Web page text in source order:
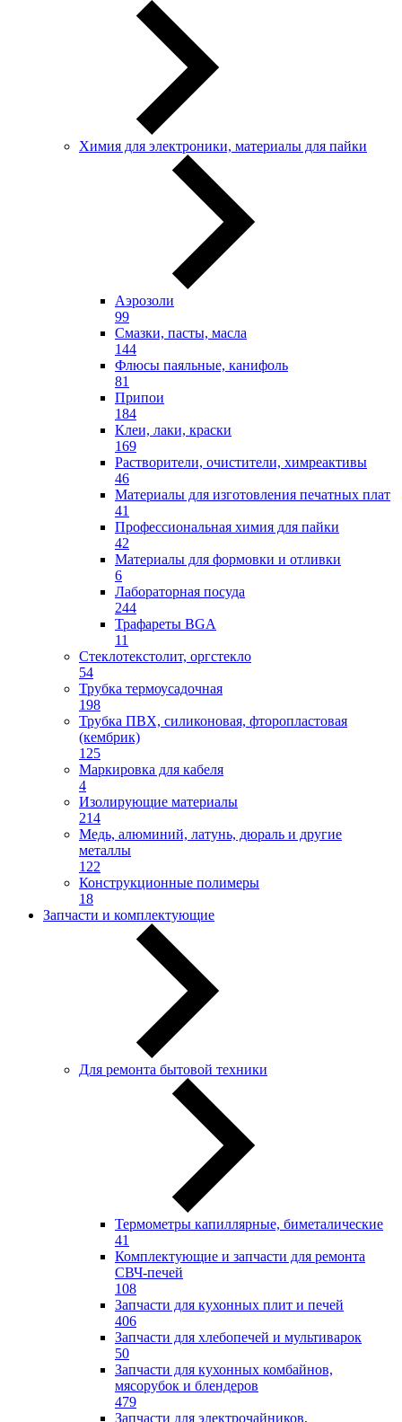
Химия для электроники, материалы для пайки
Аэрозоли
99
Смазки, пасты, масла
144
Флюсы паяльные, канифоль
81
Припои
184
Клеи, лаки, краски
169
Растворители, очистители, химреактивы
46
Материалы для изготовления печатных плат
41
Профессиональная химия для пайки
42
Материалы для формовки и отливки
6
Лабораторная посуда
244
Трафареты BGA
11
Стеклотекстолит, оргстекло
54
Трубка термоусадочная
198
Трубка ПВХ, силиконовая, фторопластовая
(кембрик)
125
Маркировка для кабеля
4
Изолирующие материалы
214
Медь, алюминий, латунь, дюраль и другие
металлы
122
Конструкционные полимеры
18
Запчасти и комплектующие
Для ремонта бытовой техники
Термометры капиллярные, биметалические
41
Комплектующие и запчасти для ремонта
СВЧ-печей
108
Запчасти для кухонных плит и печей
406
Запчасти для хлебопечей и мультиварок
50
Запчасти для кухонных комбайнов,
мясорубок и блендеров
479
Запчасти для электрочайников,